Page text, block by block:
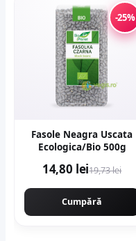
-25%
Fasole Neagra Uscata
Ecologica/Bio 500g
14,80 lei19,73 lei
Cumpără